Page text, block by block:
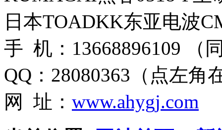
日本TOADKK东亚电波
手 机：13668896109 （
QQ：28080363（点左角
网 址： www.ahygj.com